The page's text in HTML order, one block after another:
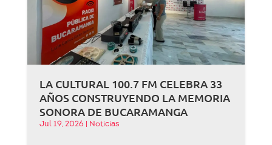
LA CULTURAL 100.7 FM CELEBRA 33
AÑOS CONSTRUYENDO LA MEMORIA
SONORA DE BUCARAMANGA
Jul 19, 2026 Noticias